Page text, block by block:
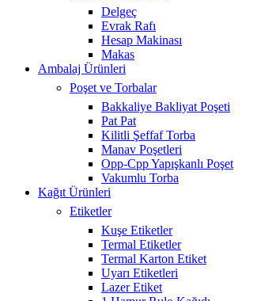
Delgeç
Evrak Rafı
Hesap Makinası
Makas
Ambalaj Ürünleri
Poşet ve Torbalar
Bakkaliye Bakliyat Poşeti
Pat Pat
Kilitli Şeffaf Torba
Manav Poşetleri
Opp-Cpp Yapışkanlı Poşet
Vakumlu Torba
Kağıt Ürünleri
Etiketler
Kuşe Etiketler
Termal Etiketler
Termal Karton Etiket
Uyarı Etiketleri
Lazer Etiket